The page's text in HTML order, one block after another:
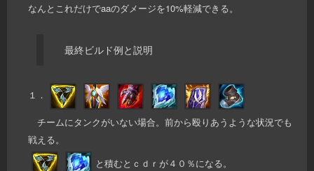
なんとこれだけでaaのダメージを10%軽減できる。
最終ビルド例と説明
１．
チームにタンクがいない場合。前から殴りあうような状況でも
戦える。
と積むとｃｄｒが４０％になる。